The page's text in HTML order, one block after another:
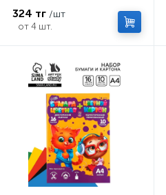
бумаги
324 тг /шт
от 4 шт.